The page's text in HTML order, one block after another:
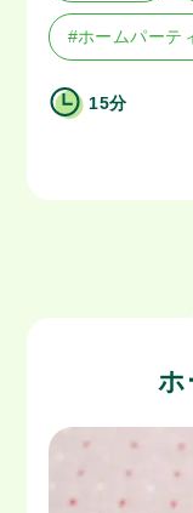
#ホームパーテ
15分
ホ